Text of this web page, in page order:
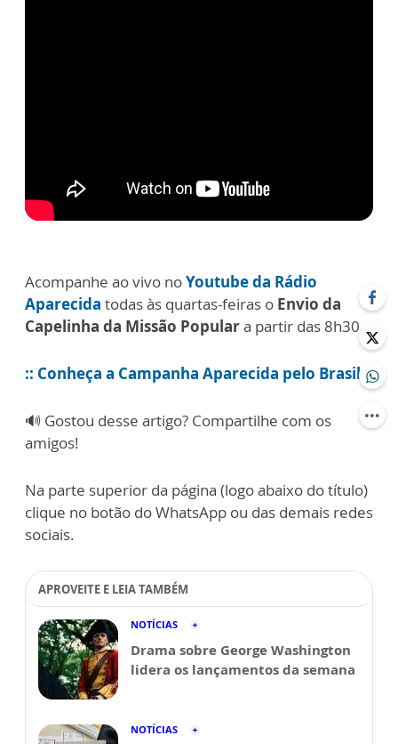
Acompanhe ao vivo noYoutube da Rádio
Aparecida todas às quartas-feiras o Envio da
Capelinha da Missão Populara partir das 8h30.
:: Conheça a Campanha Aparecida pelo Brasil
🔊 Gostou desse artigo? Compartilhe com os
amigos!
Na parte superior da página (logo abaixo do título)
clique no botão do WhatsApp ou das demais redes
sociais.
APROVEITE E LEIA TAMBÉM
NOTÍCIAS
Drama sobre George Washington
lidera os lançamentos da semana
NOTÍCIAS